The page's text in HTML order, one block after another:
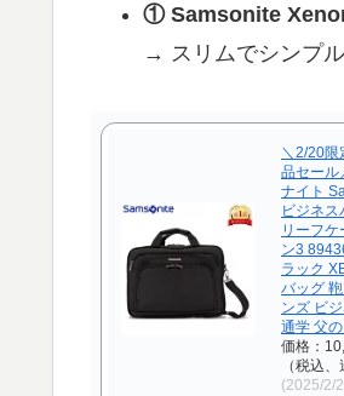
① Samsonite
→ スリムでシンプ
＼2/20限
品セール
ナイト
ビジネス
リーフケ
ン3
ラック
バッグ
ンズ ビ
通学 父の
価格：
（税込
(2025/2/